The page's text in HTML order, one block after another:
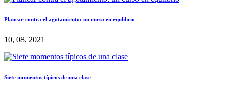
Planear contra el agotamiento: un curso en equlibrio
10, 08, 2021
Siete momentos típicos de una clase